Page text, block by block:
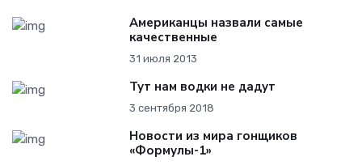
Американцы назвали самые
качественные
31 июля 2013
Тут нам водки не дадут
3 сентября 2018
Новости из мира гонщиков
«Формулы-1»